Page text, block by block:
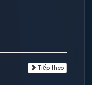
Tiếp theo